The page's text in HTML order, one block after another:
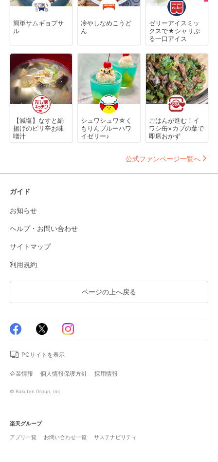
簡単サムギョプサ
ル
冷やしなめこうど
ん
ゼリーアイスミッ
クスで★シャリぷ
る一口アイス
【減塩】なすと絹
揚げのピリ辛お味
噌汁
シュワシュワ☆く
もりんブルーハワ
イゼリー♪
ごはんが進む！イ
ワシ缶×カブの葉で
即席おかず
公式ファンページ一覧へ
ガイド
お知らせ
ヘルプ・お問い合わせ
サイトマップ
利用規約
ページの上へ戻る
PCサイトを表示
企業情報 個人情報保護方針 採用情報
© Rakuten Group, Inc.
楽天グループ
アプリ一覧
お問い合わせ一覧 サステナビリティ